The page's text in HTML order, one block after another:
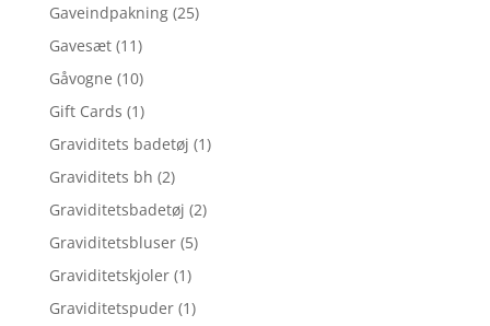
Gaveindpakning (25)
Gavesæt (11)
Gåvogne (10)
Gift Cards (1)
Graviditets badetøj (1)
Graviditets bh (2)
Graviditetsbadetøj (2)
Graviditetsbluser (5)
Graviditetskjoler (1)
Graviditetspuder (1)